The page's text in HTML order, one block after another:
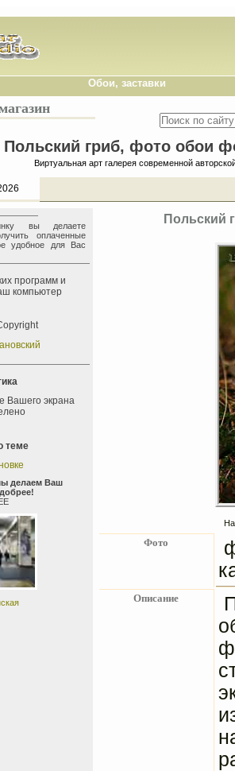
Обои, заставки
Польский гриб, фото обои
Виртуальная арт галерея современной
вы делаете
оплаченные
удобное для Вас
программ и
компьютер
Вашего экрана
теме
делаем Ваш
Польский
Фото
Описание